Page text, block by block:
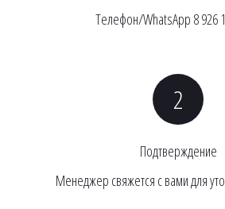
Телефон/WhatsApp 8 926
Подтверждение
Менеджер свяжется с вами для